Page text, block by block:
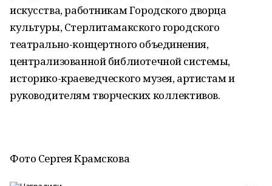
искусства, работникам Городского дворца
культуры, Стерлитамакского городского
театрально-концертного объединения,
централизованной библиотечной системы,
историко-краеведческого музея, артистам и
руководителям творческих коллективов.
Фото Сергея Крамскова